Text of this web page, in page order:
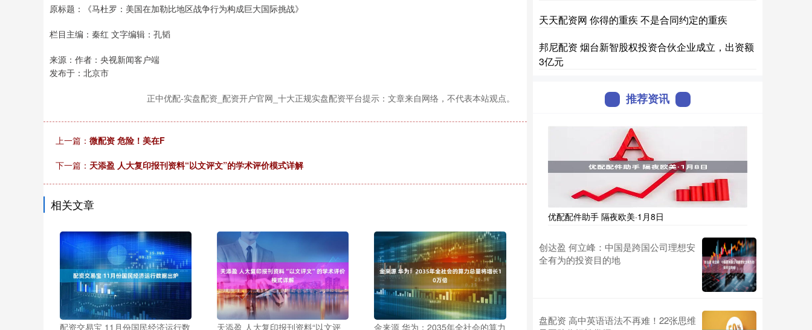
原标题：《马杜罗：美国在加勒比地区战争行为构成巨大国际挑战》
栏目主编：秦红 文字编辑：孔韬
来源：作者：央视新闻客户端
发布于：北京市
正中优配-实盘配资_配资开户官网_十大正规实盘配资平台提示：文章来自网络，不代表本站观点。
上一篇： 微配资 危险！美在F
下一篇： 天添盈 人大复印报刊资料“以文评文”的学术评价模式详解
相关文章
配资交易宝 11月份国民经济运行数
天添盈 人大复印报刊资料“以文评
金来源 华为：2035年全社会的算力
天天配资网 你得的重疾 不是合同约定的重疾
邦尼配资 烟台新智股权投资合伙企业成立，出资额
3亿元
推荐资讯
优配配件助手 隔夜欧美·1月8日
创达盈 何立峰：中国是跨国公司理想安
全有为的投资目的地
盘配资 高中英语语法不再难！22张思维